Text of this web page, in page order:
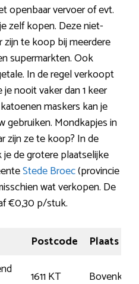
openbaar vervoer of evt.
zelf kopen. Deze niet-
te koop bij meerdere
supermarkten. Ook
In de regel verkoopt
nooit vaker dan 1 keer
maskers kan je
gebruiken. Mondkapjes in
zijn ze te koop? In de
de grotere plaatselijke
Stede Broec(provincie
wat verkopen. De
€0,30 p/stuk.
Postcode
Plaats
1611 KT